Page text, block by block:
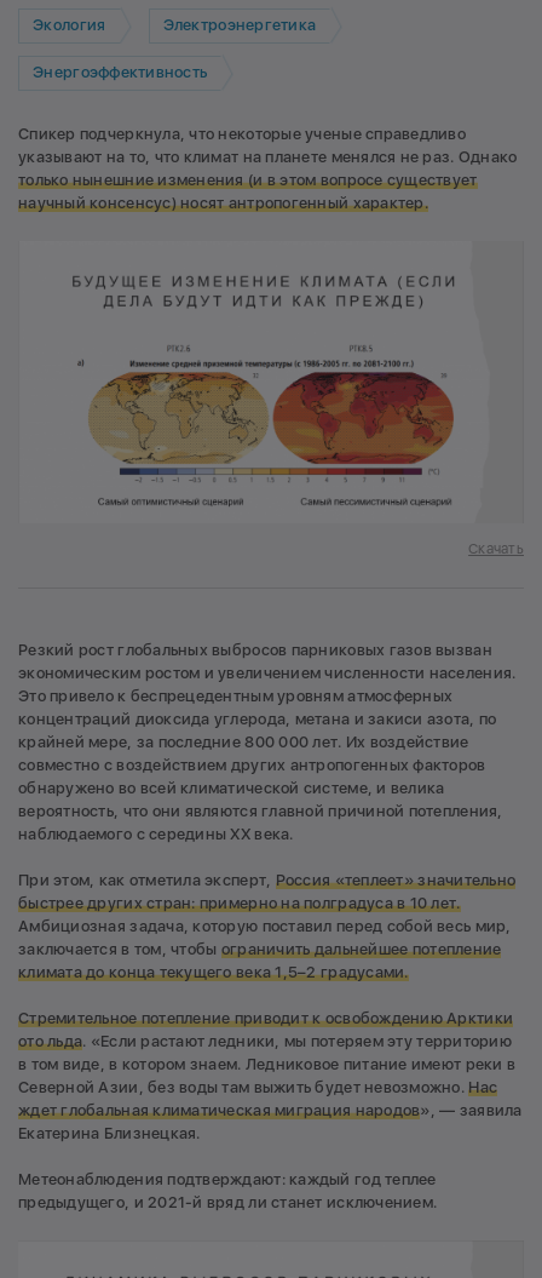
Экология Электроэнергетика
Энергоэффективность
Спикер подчеркнула, что некоторые ученые справедливо
указывают на то, что климат на планете менялся не раз. Однако
только нынешние изменения (и в этом вопросе существует
научный консенсус) носят антропогенный характер.
Скачать
Резкий рост глобальных выбросов парниковых газов вызван
экономическим ростом и увеличением численности населения.
Это привело к беспрецедентным уровням атмосферных
концентраций диоксида углерода, метана и закиси азота, по
крайней мере, за последние 800 000 лет. Их воздействие
совместно с воздействием других антропогенных факторов
обнаружено во всей климатической системе, и велика
вероятность, что они являются главной причиной потепления,
наблюдаемого с середины XX века.
При этом, как отметила эксперт, Россия «теплеет» значительно
быстрее других стран: примерно на полградуса в 10 лет.
Амбициозная задача, которую поставил перед собой весь мир,
заключается в том, чтобы ограничить дальнейшее потепление
климата до конца текущего века 1,5–2 градусами.
Стремительное потепление приводит к освобождению Арктики
ото льда. «Если растают ледники, мы потеряем эту территорию
в том виде, в котором знаем. Ледниковое питание имеют реки в
Северной Азии, без воды там выжить будет невозможно.Нас
ждет глобальная климатическая миграция народов», — заявила
Екатерина Близнецкая.
Метеонаблюдения подтверждают: каждый год теплее
предыдущего, и 2021-й вряд ли станет исключением.